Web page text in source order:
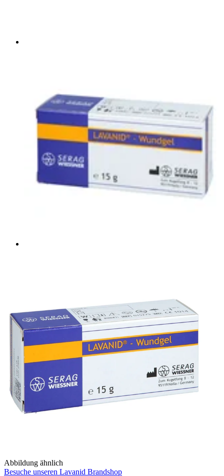
Abbildung ähnlich
Besuche unseren Lavanid Brandshop